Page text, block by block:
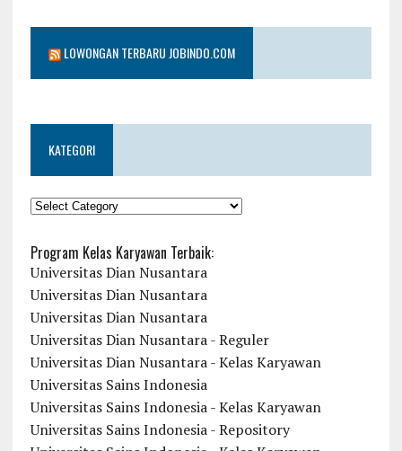
LOWONGAN TERBARU JOBINDO.COM
KATEGORI
KATEGORI
Program Kelas Karyawan Terbaik:
Universitas Dian Nusantara
Universitas Dian Nusantara
Universitas Dian Nusantara
Universitas Dian Nusantara - Reguler
Universitas Dian Nusantara - Kelas Karyawan
Universitas Sains Indonesia
Universitas Sains Indonesia - Kelas Karyawan
Universitas Sains Indonesia - Repository